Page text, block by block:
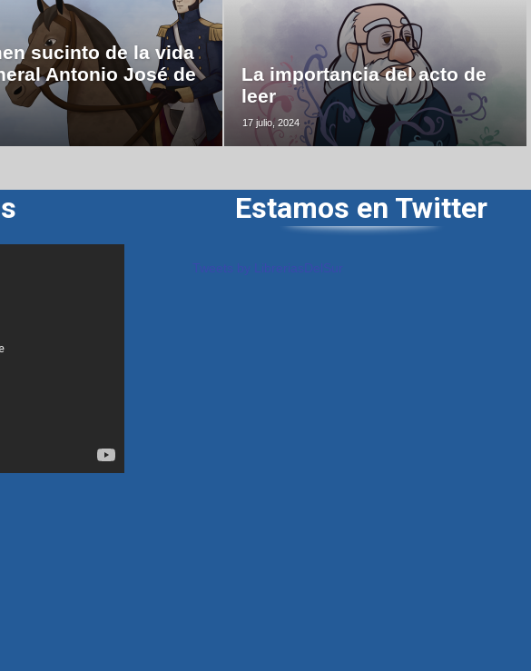
sucinto de la vida
Antonio José de
La importancia del acto de
leer
17 julio, 2024
Estamos en Twitter